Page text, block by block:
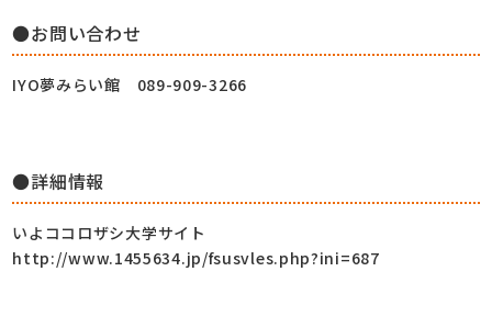
●お問い合わせ
IYO夢みらい館 089-909-3266
●詳細情報
いよココロザシ大学サイト
http://www.1455634.jp/fsusvles.php?ini=687